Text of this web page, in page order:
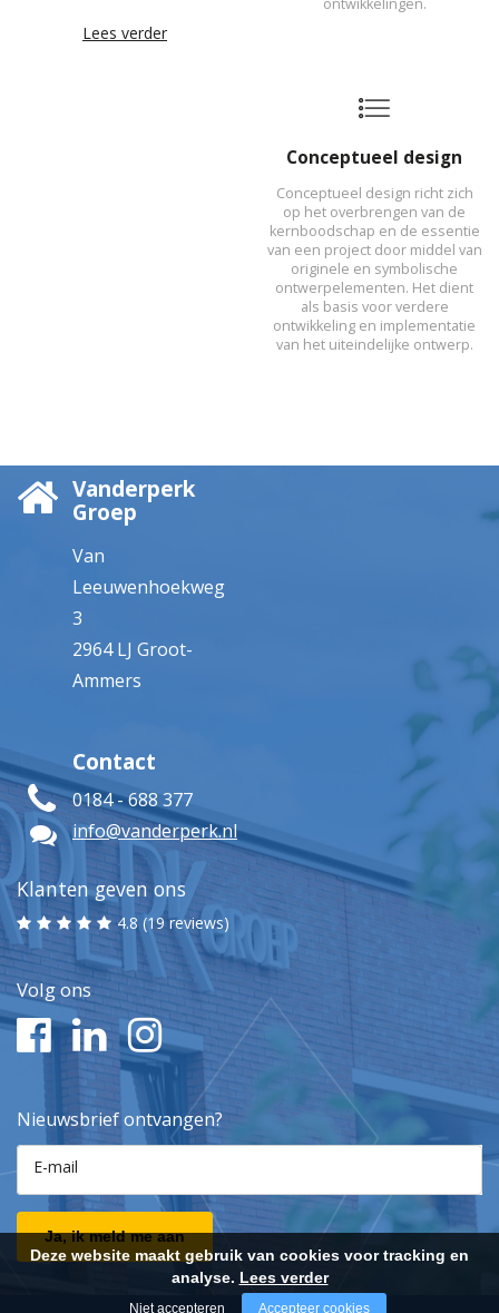
Lees verder
ontwikkelingen.
Conceptueel design
Conceptueel design richt zich
op het overbrengen van de
kernboodschap en de essentie
van een project door middel van
originele en symbolische
ontwerpelementen. Het dient
als basis voor verdere
ontwikkeling en implementatie
van het uiteindelijke ontwerp.
Vanderperk
Groep
Van
Leeuwenhoekweg
3
2964 LJ Groot-
Ammers
Contact
0184 - 688 377
info@vanderperk.nl
Klanten geven ons
4.8 (19 reviews)
Volg ons
Nieuwsbrief ontvangen?
E-mail
Ja, ik meld me aan
Deze website maakt gebruik van cookies voor tracking en
analyse. Lees verder
Niet accepteren Accepteer cookies